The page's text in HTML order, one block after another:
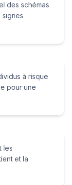
des schémas
à risque
pour une
les
et la